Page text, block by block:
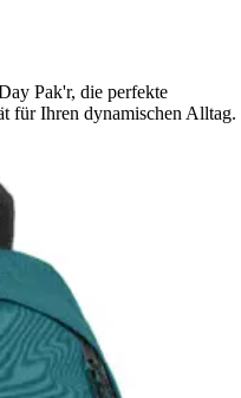
Pak'r, die perfekte
für Ihren dynamischen Alltag.